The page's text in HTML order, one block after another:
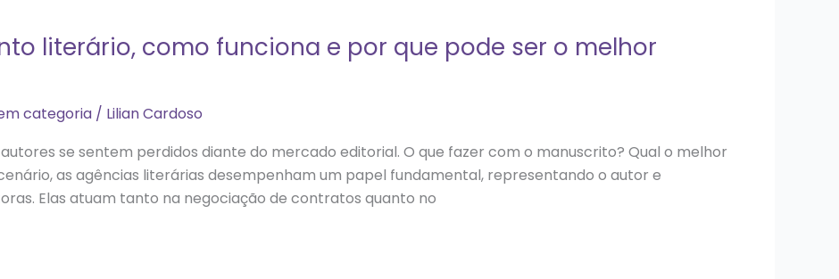
literário, como funciona e por que pode ser o melhor
categoria / Lilian Cardoso
se sentem perdidos diante do mercado editorial. O que fazer com o manuscrito? Qual o melhor
as agências literárias desempenham um papel fundamental, representando o autor e
Elas atuam tanto na negociação de contratos quanto no